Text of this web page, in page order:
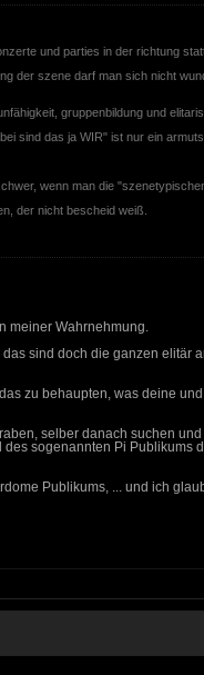
und parties in der richtung
der szene darf man sich nicht
gruppenbildung und
sind das ja WIR" ist nur ein
wenn man die
der nicht bescheid weiß.
meiner Wahrnehmung.
sind doch die ganzen elitär
zu behaupten, was deine
selber danach suchen
sogenannten Pi Publikums
Publikums, ... und ich